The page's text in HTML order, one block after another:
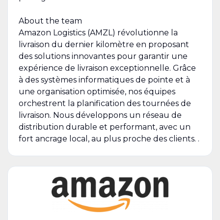
About the team
Amazon Logistics (AMZL) révolutionne la
livraison du dernier kilomètre en proposant
des solutions innovantes pour garantir une
expérience de livraison exceptionnelle. Grâce
à des systèmes informatiques de pointe et à
une organisation optimisée, nos équipes
orchestrent la planification des tournées de
livraison. Nous développons un réseau de
distribution durable et performant, avec un
fort ancrage local, au plus proche des clients. .